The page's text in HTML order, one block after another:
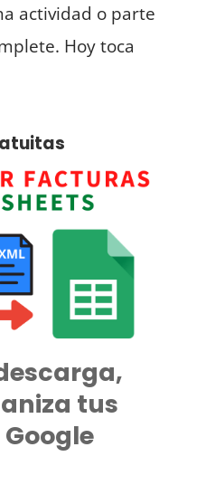
actividad o parte
Hoy toca
tus